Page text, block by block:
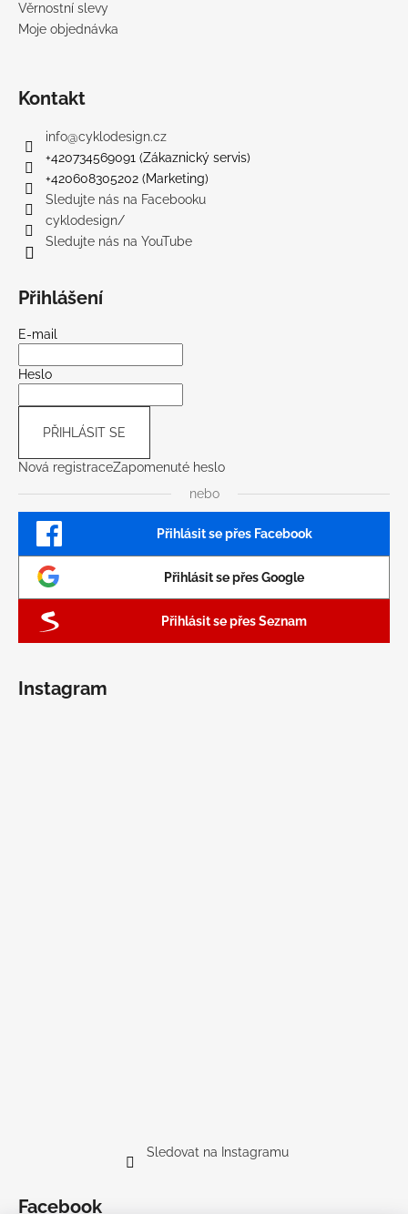
Věrnostní slevy
Moje objednávka
Kontakt
info@cyklodesign.cz
+420734569091 (Zákaznický servis)
+420608305202 (Marketing)
Sledujte nás na Facebooku
cyklodesign/
Sledujte nás na YouTube
Přihlášení
E-mail
Heslo
PŘIHLÁSIT SE
Nová registraceZapomenuté heslo
nebo
Přihlásit se přes Facebook
Přihlásit se přes Google
Přihlásit se přes Seznam
Instagram
Sledovat na Instagramu
Facebook